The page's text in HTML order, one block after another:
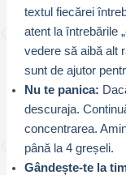
textul fiecărei
atent la întrebările
vedere să aibă alt
sunt de ajutor
Nu te panica:
descuraja.
concentrarea.
până la 4 greșeli.
Gândește-te la